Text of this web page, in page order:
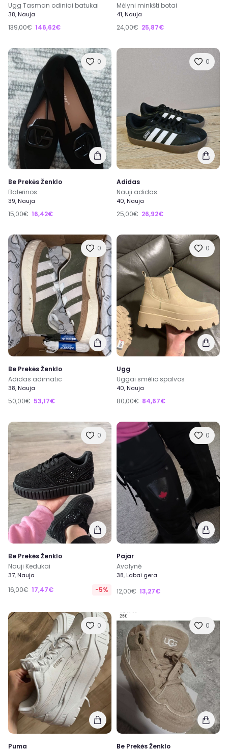
Ugg Tasman odiniai batukai
38, Nauja
139,00€ 146,62€
Mėlyni minkšti botai
41, Nauja
24,00€ 25,87€
0
Be Prekės Ženklo
Balerinos
39, Nauja
15,00€ 16,42€
0
Adidas
Nauji adidas
40, Nauja
25,00€ 26,92€
0
Be Prekės Ženklo
Adidas adimatic
38, Nauja
50,00€ 53,17€
0
Ugg
Uggai smėlio spalvos
40, Nauja
80,00€ 84,67€
0
Be Prekės Ženklo
Nauji Kedukai
37, Nauja
16,00€ 17,47€ -5%
0
Pajar
Avalynė
38, Labai gera
12,00€ 13,27€
0
Puma
0
Be Prekės Ženklo